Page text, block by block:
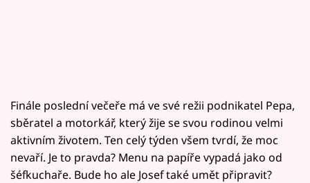
Finále poslední večeře má ve své režii podnikatel Pepa,
sběratel a motorkář, který žije se svou rodinou velmi
aktivním životem. Ten celý týden všem tvrdí, že moc
nevaří. Je to pravda? Menu na papíře vypadá jako od
šéfkuchaře. Bude ho ale Josef také umět připravit?